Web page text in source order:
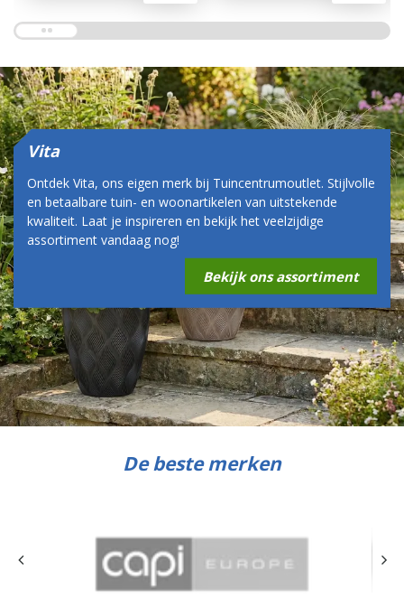
Vita
Ontdek Vita, ons eigen merk bij Tuincentrumoutlet. Stijlvolle
en betaalbare tuin- en woonartikelen van uitstekende
kwaliteit. Laat je inspireren en bekijk het veelzijdige
assortiment vandaag nog!
Bekijk ons assortiment
De beste merken